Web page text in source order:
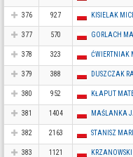
376 927 KISIELAK
377 570 GORLACH
378 323 ĆWIERTNIAK
379 388 DUSZCZAK
380 952 KŁAPUT
381 1404 MAŚLANKA
382 2163 STANISZ
383 1121